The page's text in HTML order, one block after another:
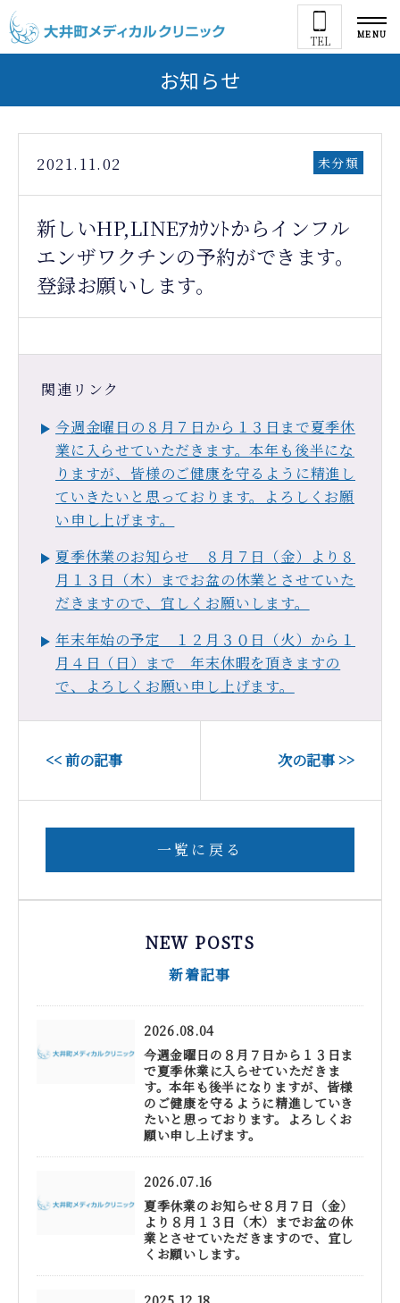
TEL MENU
お知らせ
2021.11.02 未分類
新しいHP,LINEｱｶｳﾝﾄからインフル
エンザワクチンの予約ができます。
登録お願いします。
関連リンク
今週金曜日の８月７日から１３日まで夏季休
業に入らせていただきます。本年も後半にな
りますが、皆様のご健康を守るように精進し
ていきたいと思っております。よろしくお願
い申し上げます。
夏季休業のお知らせ ８月７日（金）より８
月１３日（木）までお盆の休業とさせていた
だきますので、宜しくお願いします。
年末年始の予定 １２月３０日（火）から１
月４日（日）まで 年末休暇を頂きますの
で、よろしくお願い申し上げます。
<< 前の記事 次の記事 >>
一覧に戻る
NEW POSTS
新着記事
2026.08.04
今週金曜日の８月７日から１３日ま
で夏季休業に入らせていただきま
す。本年も後半になりますが、皆様
のご健康を守るように精進していき
たいと思っております。よろしくお
願い申し上げます。
2026.07.16
夏季休業のお知らせ８月７日（金）
より８月１３日（木）までお盆の休
業とさせていただきますので、宜し
くお願いします。